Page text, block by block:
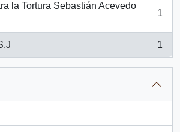
la Tortura Sebastián Acevedo
1
1